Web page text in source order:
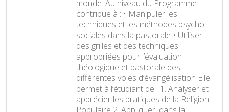
monde. Au niveau du Programme
contribue à : • Manipuler les
techniques et les méthodes psycho-
sociales dans la pastorale • Utiliser
des grilles et des techniques
appropriées pour l’évaluation
théologique et pastorale des
différentes voies d’évangélisation Elle
permet à l’étudiant de : 1. Analyser et
apprécier les pratiques de la Religion